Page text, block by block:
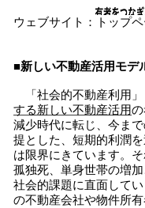
ウェブサイト：トップ
■新しい不動産活用モデ
「社会的不動産利用」
する新しい不動産活用
減少時代に転じ、今ま
提とした、短期的利潤
は限界にきています。
孤独死、単身世帯の増
社会的課題に直面して
の不動産会社や物件所